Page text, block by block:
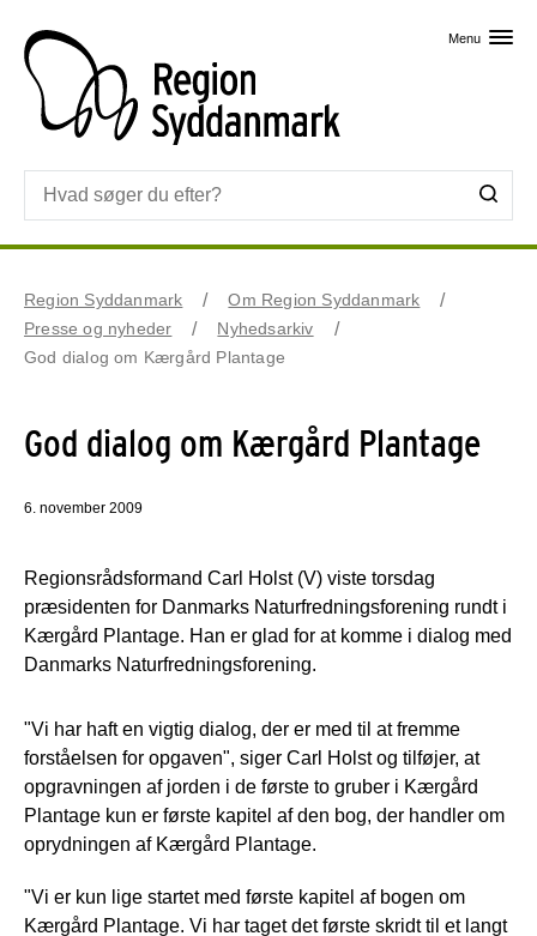
Menu
Region Syddanmark
Om Region Syddanmark
Presse og nyheder
Nyhedsarkiv
God dialog om Kærgård Plantage
God dialog om Kærgård Plantage
6. november 2009
Regionsrådsformand Carl Holst (V) viste torsdag
præsidenten for Danmarks Naturfredningsforening rundt i
Kærgård Plantage. Han er glad for at komme i dialog med
Danmarks Naturfredningsforening.
"Vi har haft en vigtig dialog, der er med til at fremme
forståelsen for opgaven", siger Carl Holst og tilføjer, at
opgravningen af jorden i de første to gruber i Kærgård
Plantage kun er første kapitel af den bog, der handler om
oprydningen af Kærgård Plantage.
"Vi er kun lige startet med første kapitel af bogen om
Kærgård Plantage. Vi har taget det første skridt til et langt